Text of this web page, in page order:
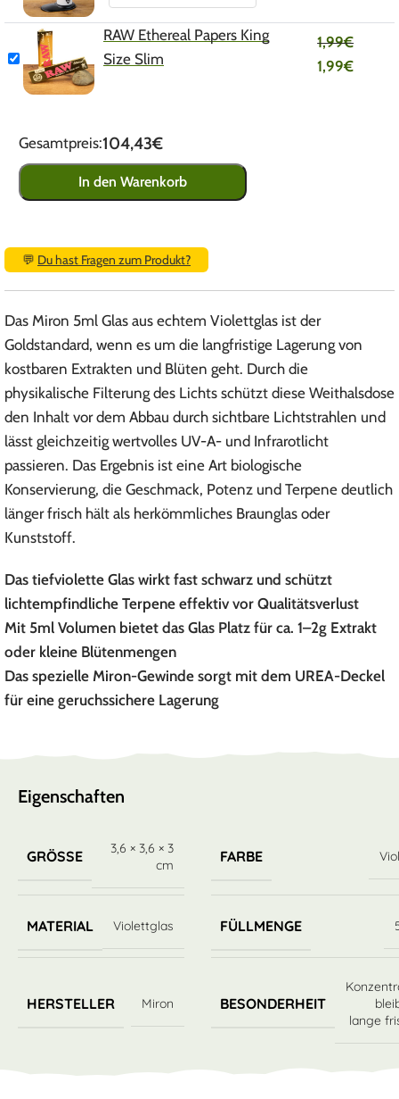
RAW Ethereal Papers King
Size Slim
1,99€
1,99€
Gesamtpreis:104,43€
In den Warenkorb
💬 Du hast Fragen zum Produkt?
Das Miron 5ml Glas aus echtem Violettglas ist der
Goldstandard, wenn es um die langfristige Lagerung von
kostbaren Extrakten und Blüten geht. Durch die
physikalische Filterung des Lichts schützt diese Weithalsdose
den Inhalt vor dem Abbau durch sichtbare Lichtstrahlen und
lässt gleichzeitig wertvolles UV-A- und Infrarotlicht
passieren. Das Ergebnis ist eine Art biologische
Konservierung, die Geschmack, Potenz und Terpene deutlich
länger frisch hält als herkömmliches Braunglas oder
Kunststoff.
Das tiefviolette Glas wirkt fast schwarz und schützt
lichtempfindliche Terpene effektiv vor Qualitätsverlust
Mit 5ml Volumen bietet das Glas Platz für ca. 1–2g Extrakt
oder kleine Blütenmengen
Das spezielle Miron-Gewinde sorgt mit dem UREA-Deckel
für eine geruchssichere Lagerung
Eigenschaften
GRÖSSE
3,6 × 3,6 × 3
cm
FARBE
MATERIAL Violettglas FÜLLMENGE
HERSTELLER Miron BESONDERHEIT
lange